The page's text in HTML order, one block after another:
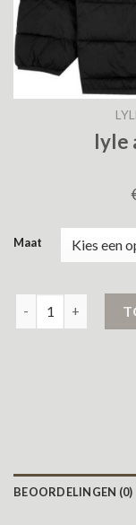
lyle
Maat
BEOORDELINGEN (0)